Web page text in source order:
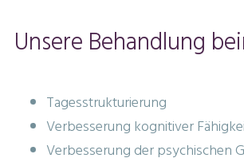
Unsere Behandlung
Tagesstrukturierung
Verbesserung kognitiver
Verbesserung der psychischen